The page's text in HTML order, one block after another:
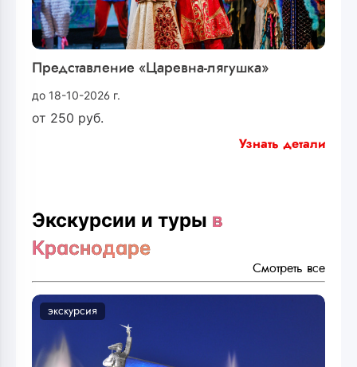
Представление «Царевна-лягушка»
до 18-10-2026 г.
от 250 руб.
Узнать детали
Экскурсии и туры в
Краснодаре
Смотреть все
экскурсия